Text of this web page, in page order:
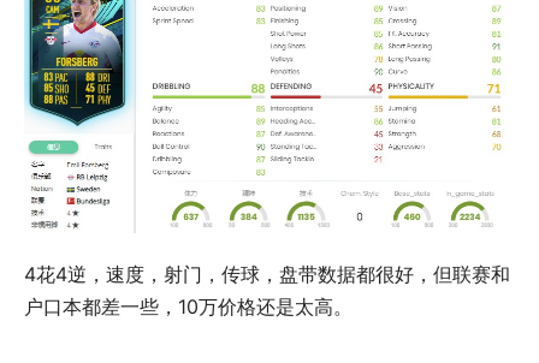
4花4逆，速度，射门，传球，盘带数据都很好，但联赛和
户口本都差一些，10万价格还是太高。